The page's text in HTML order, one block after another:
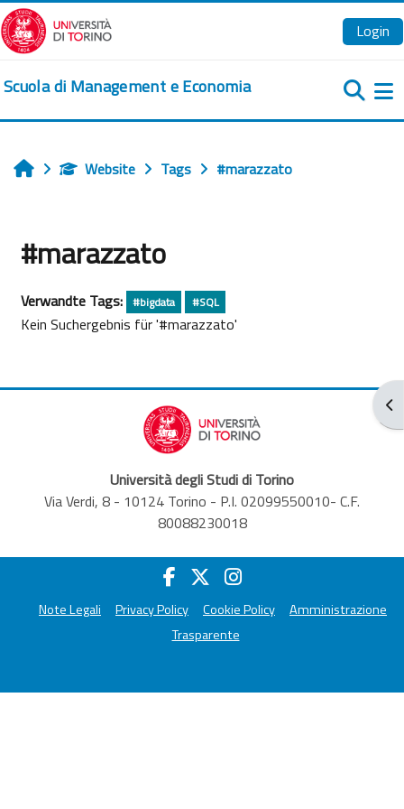
Zum Hauptinhalt
Login
Scuola di Management e Economia
Startseite
Website Tags #marazzato
#marazzato
Verwandte Tags: #bigdata #SQL
Kein Suchergebnis für '#marazzato'
Università degli Studi di Torino
Via Verdi, 8 - 10124 Torino - P.I. 02099550010- C.F.
80088230018
Note Legali Privacy Policy Cookie Policy
Amministrazione
Trasparente